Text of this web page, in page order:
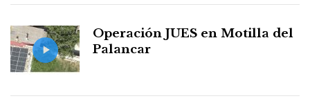
Operación JUES en Motilla del
Palancar